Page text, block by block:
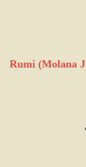
Rumi (Molana